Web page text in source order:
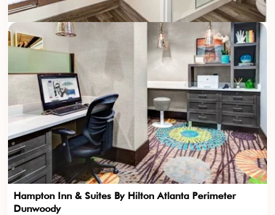
Hampton Inn & Suites By Hilton Atlanta Perimeter
Dunwoody